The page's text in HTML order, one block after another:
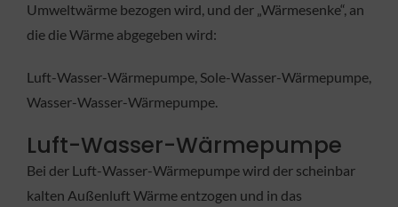
Umweltwärme bezogen wird, und der „Wärmesenke“, an
die die Wärme abgegeben wird:
Luft-Wasser-Wärmepumpe, Sole-Wasser-Wärmepumpe,
Wasser-Wasser-Wärmepumpe.
Luft-Wasser-Wärmepumpe
Bei der Luft-Wasser-Wärmepumpe wird der scheinbar
kalten Außenluft Wärme entzogen und in das